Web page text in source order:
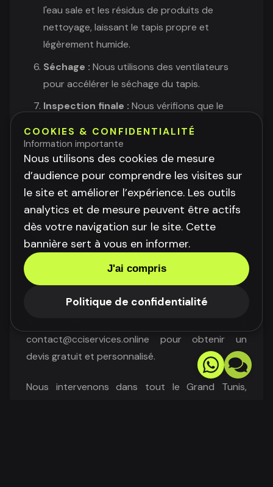
l'eau sale et les résidus de produits de
nettoyage, laissant le tapis propre et
légèrement humide.
Séchage : Nous utilisons des ventilateurs
pour accélérer le séchage du tapis.
Inspection finale : Nous vérifions que le
tapis est parfaitement propre et qu'il ne
reste aucune tache.
Tarifs et Zones d'Intervention
de CCI Services
lavage vapeur
en fonction de la taille du tapis, du type de fibres
et du niveau de saleté. Contactez-nous au +216
contact@cciservices.online pour obtenir un
devis gratuit et personnalisé.
Nous intervenons dans tout le Grand Tunis,
COOKIES & CONFIDENTIALITÉ
Information importante
Nous utilisons des cookies de mesure
d’audience pour comprendre les visites sur
le site et améliorer l’expérience. Les outils
analytics et de mesure peuvent être actifs
dès votre navigation sur le site. Cette
bannière sert à vous en informer.
J'ai compris
Politique de confidentialité